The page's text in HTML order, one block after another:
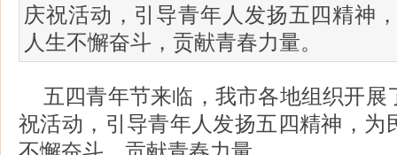
庆祝活动，引导青年人发扬五四精神
人生不懈奋斗，贡献青春力量。
五四青年节来临，我市各地组织开展
祝活动，引导青年人发扬五四精神，为